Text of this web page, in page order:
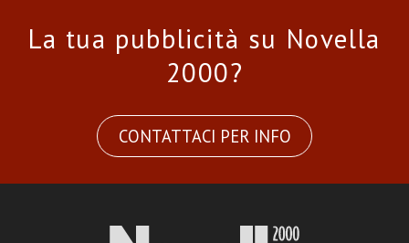
La tua pubblicità su Novella
2000?
CONTATTACI PER INFO